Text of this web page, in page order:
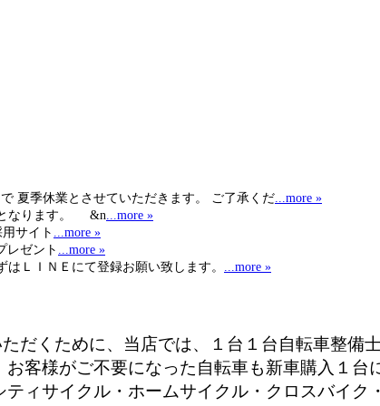
夏季休業とさせていただきます。 ご了承くだ ...more »
となります。 &n ...more »
サイト ...more »
レゼント ...more »
ＬＩＮＥにて登録お願い致します。 ...more »
だくために、当店では、１台１台自転車整備
客様がご不要になった自転車も新車購入１
ィサイクル・ホームサイクル・クロスバイク